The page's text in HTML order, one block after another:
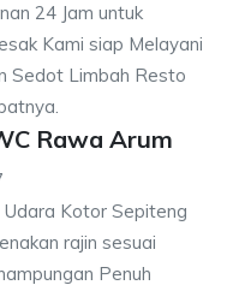
24 Jam untuk
Kami siap Melayani
Sedot Limbah Resto
Rawa Arum
Kotor Sepiteng
rajin sesuai
Penuh